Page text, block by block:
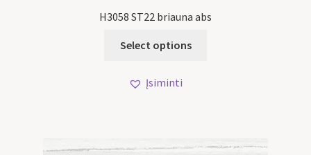
H3058 ST22 briauna abs
Select options
Įsiminti